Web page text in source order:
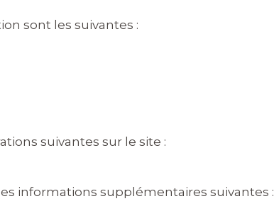
sont les suivantes :
suivantes sur le site :
informations supplémentaires suivantes :